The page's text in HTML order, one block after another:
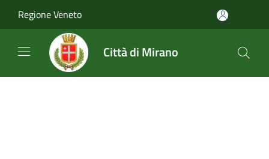
Regione Veneto
Città di Mirano